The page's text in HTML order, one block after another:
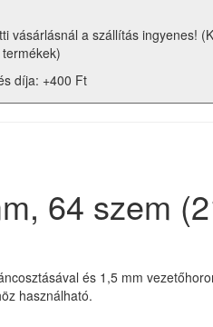
vásárlásnál a szállítás ingyenes!
díja: +400 Ft
64 szem
és 1,5 mm
használható.